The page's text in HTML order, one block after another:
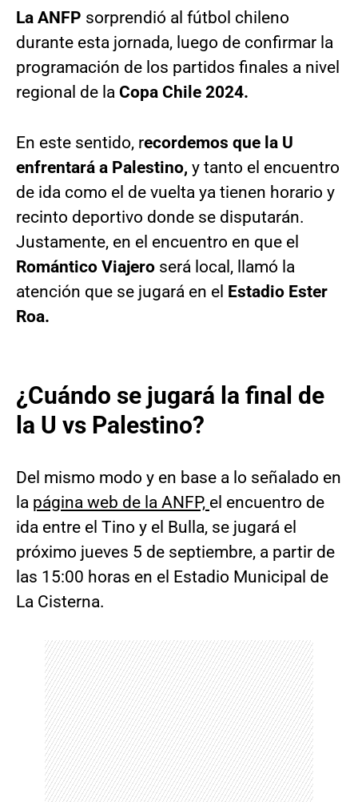
La ANFP sorprendió al fútbol chileno
durante esta jornada, luego de confirmar la
programación de los partidos finales a nivel
regional de la Copa Chile 2024.
En este sentido, recordemos que la U
enfrentará a Palestino, y tanto el encuentro
de ida como el de vuelta ya tienen horario y
recinto deportivo donde se disputarán.
Justamente, en el encuentro en que el
Romántico Viajero será local, llamó la
atención que se jugará en el Estadio Ester
Roa.
¿Cuándo se jugará la final de
la U vs Palestino?
Del mismo modo y en base a lo señalado en
la página web de la ANFP, el encuentro de
ida entre el Tino y el Bulla, se jugará el
próximo jueves 5 de septiembre, a partir de
las 15:00 horas en el Estadio Municipal de
La Cisterna.